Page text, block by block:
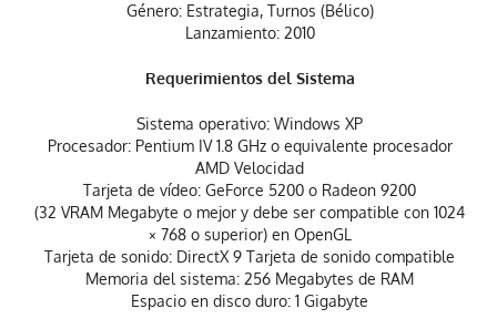
Género: Estrategia, Turnos (Bélico)
Lanzamiento: 2010
Requerimientos del Sistema
Sistema operativo: Windows XP
Procesador: Pentium IV 1.8 GHz o equivalente procesador
AMD Velocidad
Tarjeta de vídeo: GeForce 5200 o Radeon 9200
(32 VRAM Megabyte o mejor y debe ser compatible con 1024
× 768 o superior) en OpenGL
Tarjeta de sonido: DirectX 9 Tarjeta de sonido compatible
Memoria del sistema: 256 Megabytes de RAM
Espacio en disco duro: 1 Gigabyte